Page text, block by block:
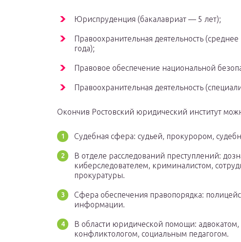
Юриспруденция (бакалавриат — 5 лет);
Правоохранительная деятельность
года);
Правовое обеспечение национальной
Правоохранительная деятельность
Окончив Ростовский юридический институт
Судебная сфера: судьей, прокурором,
В отделе расследований преступлений:
киберследователем, криминалистом,
прокуратуры.
Сфера обеспечения правопорядка:
информации.
В области юридической помощи:
конфликтологом, социальным педагогом.